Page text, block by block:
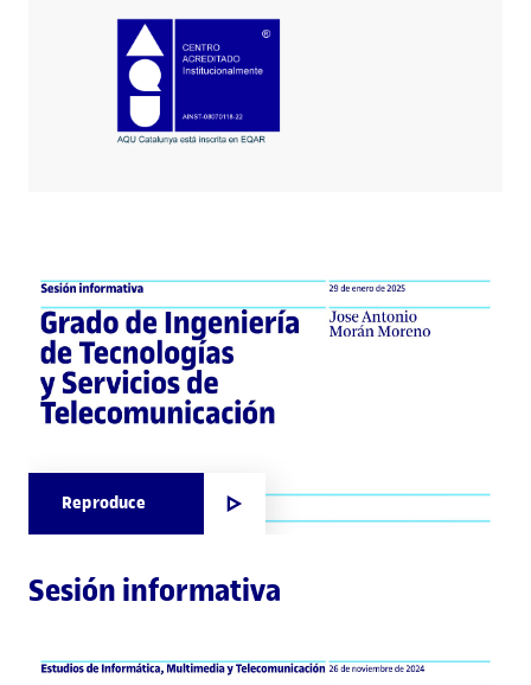
Reproduce
Sesión informativa